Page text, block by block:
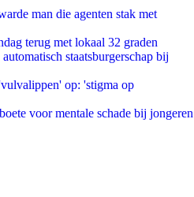
man die agenten stak met
terug met lokaal 32 graden
staatsburgerschap bij
op: 'stigma op
voor mentale schade bij jongeren